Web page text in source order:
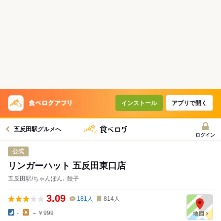
インストール アプリで開く
五反田駅グルメへ
ログイン
公式
リンガーハット 五反田東口店
五反田駅/ちゃんぽん､ 餃子
3.09 181 人 814人
- ～￥999